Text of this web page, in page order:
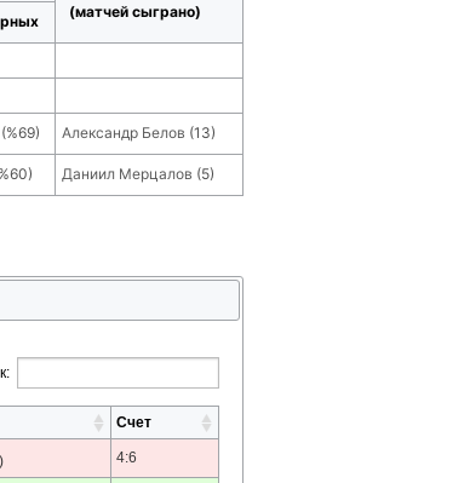
(матчей сыграно)
(%69) Александр Белов (13)
%60) Даниил Мерцалов (5)
Счет
4:6